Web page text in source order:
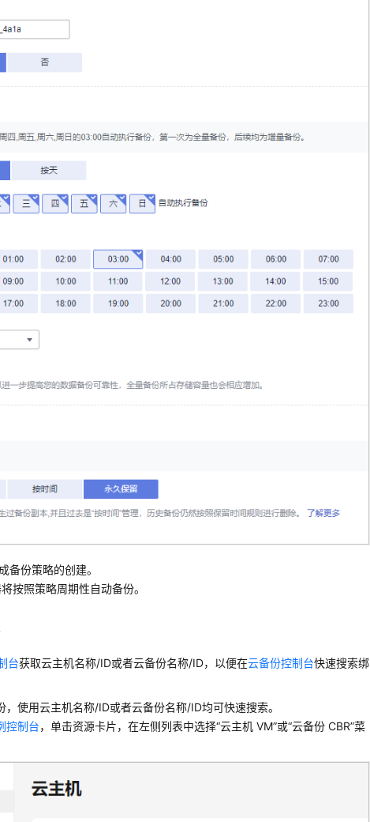
备份策略的创建。
按照策略周期性自动备份。
台获取云主机名称/ID或者云备份名称/ID，以便在云备份控制台快速搜索绑
使用云主机名称/ID或者云备份名称/ID均可快速搜索。
控制台，单击资源卡片，在左侧列表中选择“云主机 VM”或“云备份 CBR”菜